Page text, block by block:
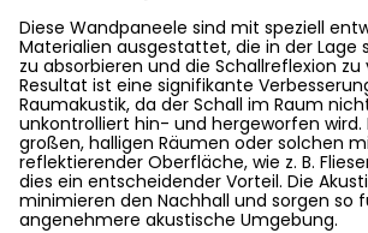
Diese Wandpaneele sind mit speziell
Materialien ausgestattet, die in der Lage
zu absorbieren und die Schallreflexion zu
Resultat ist eine signifikante
Raumakustik, da der Schall im Raum
unkontrolliert hin- und hergeworfen wird.
großen, halligen Räumen oder solchen
reflektierender Oberfläche, wie z. B.
dies ein entscheidender Vorteil. Die
minimieren den Nachhall und sorgen so
angenehmere akustische Umgebung.